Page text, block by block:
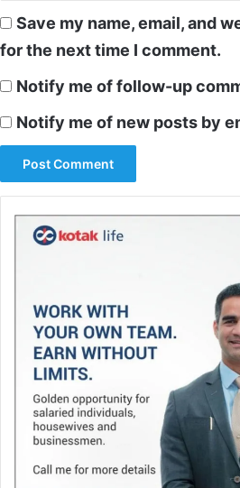
Save my name, email, and
for the next time I comment.
Notify me of follow-up
Notify me of new posts by